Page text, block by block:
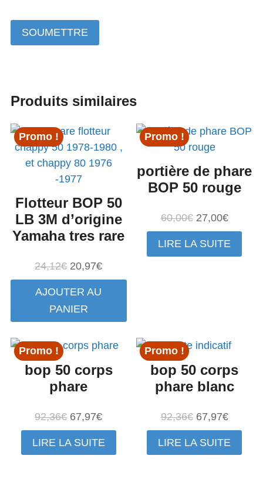
Produits similaires
Promo !
Flotteur BOP 50
LB 3M d’origine
Yamaha tres rare
24,12€ Le
prix
initial
était :
20,97€Le
prix
AJOUTER AU
PANIER
Promo !
portière de phare
BOP 50 rouge
60,00€ Le
prix
initial
27,00€Le
prix
actuel
LIRE LA SUITE
Promo !
bop 50 corps
phare
92,36€ Le
prix
initial
67,97€Le
prix
actuel
LIRE LA SUITE
Promo !
bop 50 corps
phare blanc
92,36€ Le
prix
initial
67,97€Le
prix
actuel
LIRE LA SUITE